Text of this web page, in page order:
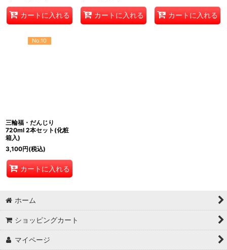
カートに入れる カートに入れる カートに入れる
No.10
三輪福・だんじり
720ml 2本セット(化粧
箱入)
3,100円(税込)
カートに入れる
ホーム
ショッピングカート
マイページ